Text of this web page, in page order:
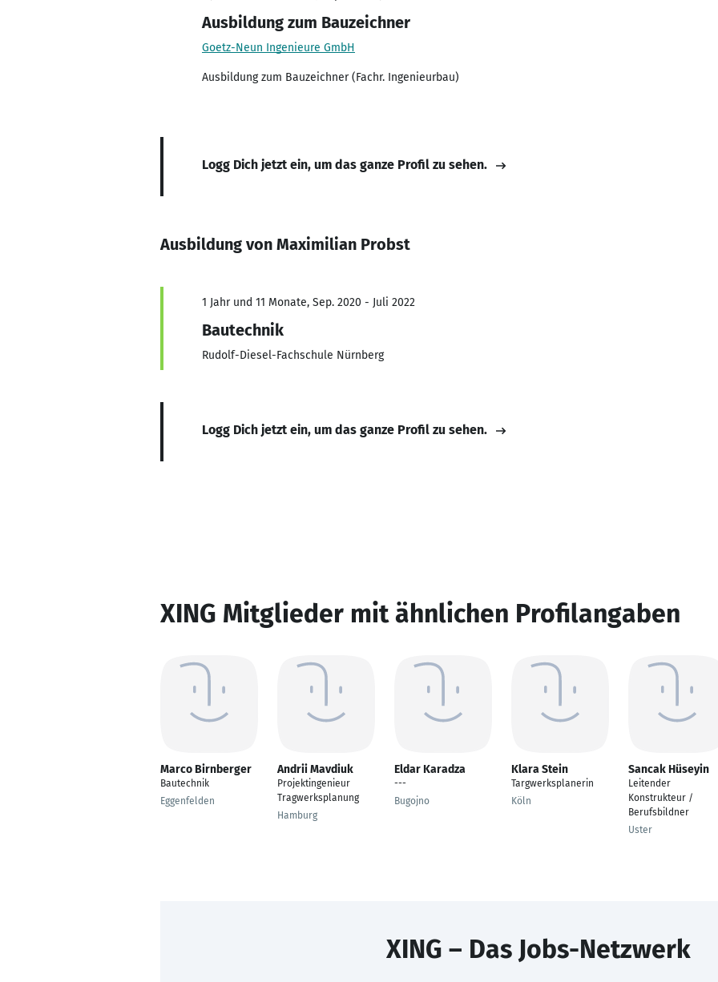
Ausbildung zum Bauzeichner
Goetz-Neun Ingenieure GmbH
Ausbildung zum Bauzeichner (Fachr. Ingenieurbau)
Logg Dich jetzt ein, um das ganze Profil zu sehen.
Ausbildung von Maximilian Probst
1 Jahr und 11 Monate, Sep. 2020 - Juli 2022
Bautechnik
Rudolf-Diesel-Fachschule Nürnberg
Logg Dich jetzt ein, um das ganze Profil zu sehen.
XING Mitglieder mit ähnlichen Profilangaben
Marco Birnberger
Bautechnik
Eggenfelden
Andrii Mavdiuk
Projektingenieur
Tragwerksplanung
Hamburg
Eldar Karadza
---
Bugojno
Klara Stein
Targwerksplanerin
Köln
Sancak Hüseyin
Leitender
Konstrukteur /
Berufsbildner
Uster
XING – Das Jobs-Netzwerk